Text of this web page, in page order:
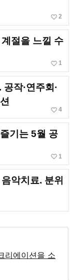
favorite_border 2
절을 느낄 수
favorite_border 1
작·연주회·
favorite_border 4
기는 5월 공
favorite_border 1
악치료. 분위
리에이션을 소